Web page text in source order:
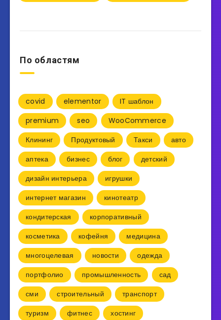
По областям
covid elementor
IT шаблон
premium
seo
WooCommerce
Клининг
Продуктовый Такси
авто
аптека
бизнес блог
детский
дизайн интерьера
игрушки
интернет магазин
кинотеатр
кондитерская
корпоративный
косметика
кофейня
медицина
многоцелевая
новости
одежда
портфолио
промышленность
сад
сми
строительный
транспорт
туризм
фитнес
хостинг